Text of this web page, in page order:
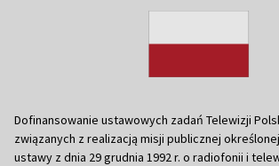
Dofinansowanie ustawowych zadań Telewizji
związanych z realizacją misji publicznej
ustawy z dnia 29 grudnia 1992 r. o radiofonii i